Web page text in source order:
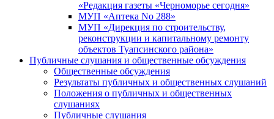
«Редакция газеты «Черноморье сегодня»
МУП «Аптека No 288»
МУП «Дирекция по строительству,
реконструкции и капитальному ремонту
объектов Туапсинского района»
Публичные слушания и общественные обсуждения
Общественные обсуждения
Результаты публичных и общественных слушаний
Положения о публичных и общественных
слушаниях
Публичные слушания